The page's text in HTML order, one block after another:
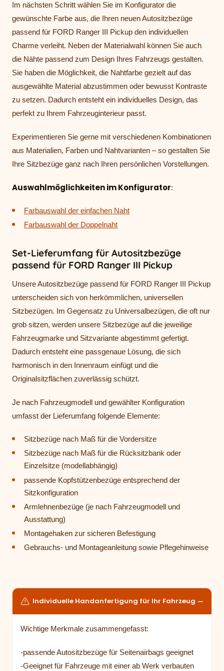
Im nächsten Schritt wählen Sie im Konfigurator die
gewünschte Farbe aus, die Ihren neuen Autositzbezüge
passend für FORD Ranger III Pickup den individuellen
Charme verleiht. Neben der Materialwahl können Sie auch
die Nähte passend zum Design Ihres Fahrzeugs gestalten.
Sie haben die Möglichkeit, die Nahtfarbe gezielt auf das
ausgewählte Material abzustimmen oder bewusst Kontraste
zu setzen. Dadurch entsteht ein individuelles Design, das
perfekt zu Ihrem Fahrzeuginterieur passt.
Experimentieren Sie gerne mit verschiedenen Kombinationen
aus Materialien, Farben und Nahtvarianten – so gestalten Sie
Ihre Sitzbezüge ganz nach Ihren persönlichen Vorstellungen.
Auswahlmöglichkeiten im Konfigurator:
Farbauswahl der einfachen Naht
Farbauswahl der Doppelnaht
Set-Lieferumfang für Autositzbezüge
passend für FORD Ranger III Pickup
Unsere Autositzbezüge passend für FORD Ranger III Pickup
unterscheiden sich von herkömmlichen, universellen
Sitzbezügen. Im Gegensatz zu Universalbezügen, die oft nur
grob sitzen, werden unsere Sitzbezüge auf die jeweilige
Fahrzeugmarke und Sitzvariante abgestimmt gefertigt.
Dadurch entsteht eine passgenaue Lösung, die sich
harmonisch in den Innenraum einfügt und die
Originalsitzflächen zuverlässig schützt.
Je nach Fahrzeugmodell und gewählter Konfiguration
umfasst der Lieferumfang folgende Elemente:
Sitzbezüge nach Maß für die Vordersitze
Sitzbezüge nach Maß für die Rücksitzbank oder
Einzelsitze (modellabhängig)
passende Kopfstützenbezüge entsprechend der
Sitzkonfiguration
Armlehnenbezüge (je nach Fahrzeugmodell und
Ausstattung)
Montagehaken zur sicheren Befestigung
Gebrauchs- und Montageanleitung sowie Pflegehinweise
Individuelle Handanfertigung für Ihr Fahrzeug
Wichtige Merkmale zusammengefasst:
-passende Autositzbezüge für Seitenairbags geeignet
-Geeignet für Fahrzeuge mit einer ab Werk verbauten